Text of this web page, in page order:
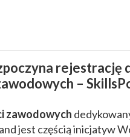
rejestrację
–
zawodowych
jest częścią inicjatyw